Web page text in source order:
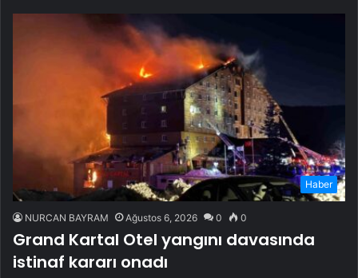
Haber
NURCAN BAYRAM Ağustos 6, 2026 0 0
Grand Kartal Otel yangını davasında
istinaf kararı onadı